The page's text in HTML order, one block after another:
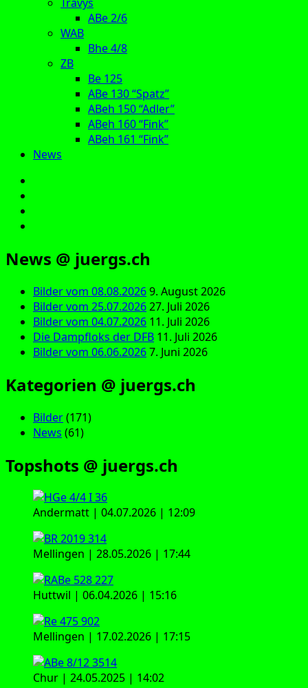
ABe 2/6
WAB
Bhe 4/8
ZB
Be 125
ABe 130 “Spatz”
ABeh 150 “Adler”
ABeh 160 “Fink”
ABeh 161 “Fink”
News
News @ juergs.ch
Bilder vom 08.08.20269. August 2026
Bilder vom 25.07.202627. Juli 2026
Bilder vom 04.07.2026 11. Juli 2026
Die Dampfloks der DFB 11. Juli 2026
Bilder vom 06.06.20267. Juni 2026
Kategorien @ juergs.ch
Bilder(171)
News (61)
Topshots @ juergs.ch
Andermatt | 04.07.2026 | 12:09
Mellingen | 28.05.2026 | 17:44
Huttwil | 06.04.2026 | 15:16
Mellingen | 17.02.2026 | 17:15
Chur | 24.05.2025 | 14:02